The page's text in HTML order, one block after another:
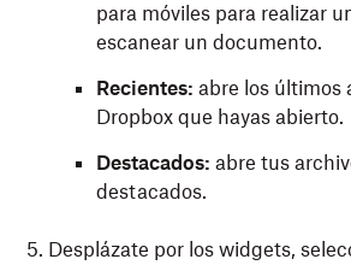
para móviles para realizar
escanear un documento.
Recientes: abre los últimos
Dropbox que hayas abierto.
Destacados: abre tus
destacados.
Desplázate por los widgets,